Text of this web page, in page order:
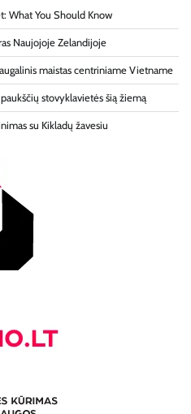
What You Should Know
Naujojoje Zelandijoje
maistas centriniame Vietname
stovyklavietės šią žiemą
su Kikladų žavesiu